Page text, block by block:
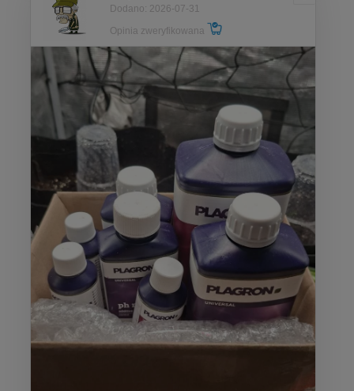
Dodano: 2026-07-31
Opinia zweryfikowana